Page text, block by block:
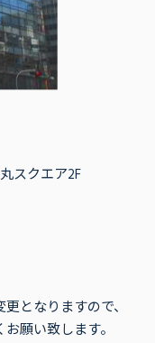
スクエア2F
となりますので、
願い致します。